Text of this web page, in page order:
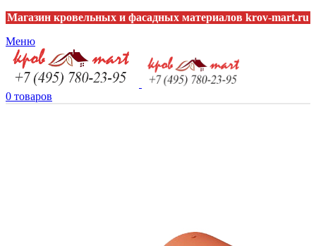
Магазин кровельных и фасадных материалов krov-mart.ru
Меню
0 товаров